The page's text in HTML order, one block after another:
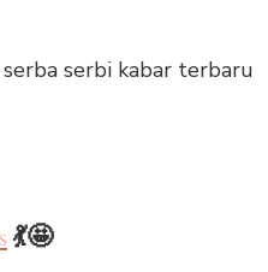
serbi kabar terbaru
💃🤩